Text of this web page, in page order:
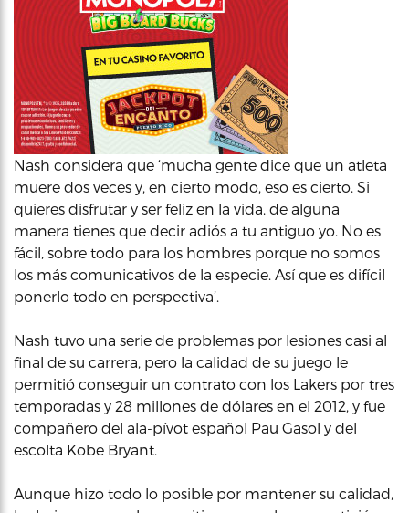
Nash considera que ‘mucha gente dice que un atleta
muere dos veces y, en cierto modo, eso es cierto. Si
quieres disfrutar y ser feliz en la vida, de alguna
manera tienes que decir adiós a tu antiguo yo. No es
fácil, sobre todo para los hombres porque no somos
los más comunicativos de la especie. Así que es difícil
ponerlo todo en perspectiva’.
Nash tuvo una serie de problemas por lesiones casi al
final de su carrera, pero la calidad de su juego le
permitió conseguir un contrato con los Lakers por tres
temporadas y 28 millones de dólares en el 2012, y fue
compañero del ala-pívot español Pau Gasol y del
escolta Kobe Bryant.
Aunque hizo todo lo posible por mantener su calidad,